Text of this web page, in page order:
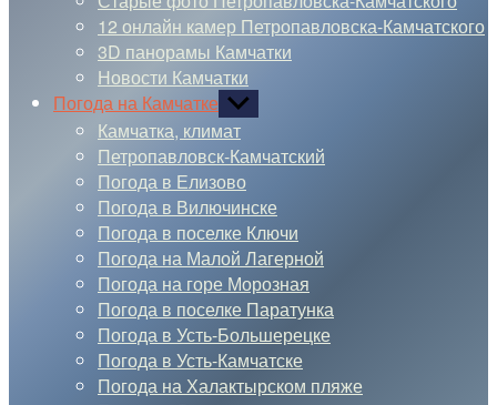
12 онлайн камер Петропавловска-Камчатского
3D панорамы Камчатки
Новости Камчатки
Погода на Камчатке Показывать
подменю
Камчатка, климат
Петропавловск-Камчатский
Погода в Елизово
Погода в Вилючинске
Погода в поселке Ключи
Погода на Малой Лагерной
Погода на горе Морозная
Погода в поселке Паратунка
Погода в Усть-Большерецке
Погода в Усть-Камчатске
Погода на Халактырском пляже